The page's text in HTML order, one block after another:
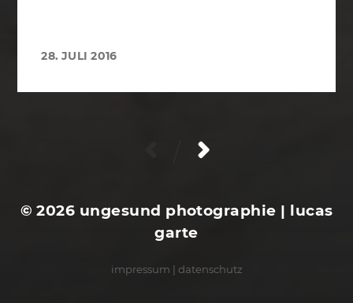
28. JULI 2016
© 2026 ungesund photographie | lucas
garte
impressum | datenschutz